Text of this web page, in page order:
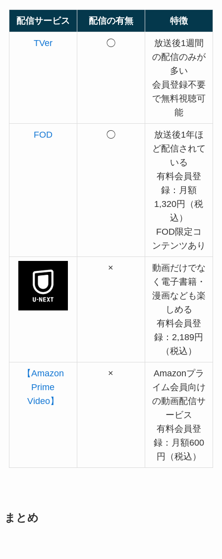
配信サービス 配信の有無 特徴
TVer ◯
放送後1週間
の配信のみが
多い
会員登録不要
で無料視聴可
能
FOD ◯
放送後1年ほ
ど配信されて
いる
有料会員登
録：月額
1,320円（税
込）
FOD限定コ
ンテンツあり
×
動画だけでな
く電子書籍・
漫画なども楽
しめる
有料会員登
録：2,189円
（税込）
【Amazon
Prime
Video】
×
Amazonプラ
イム会員向け
の動画配信サ
ービス
有料会員登
録：月額600
円（税込）
まとめ